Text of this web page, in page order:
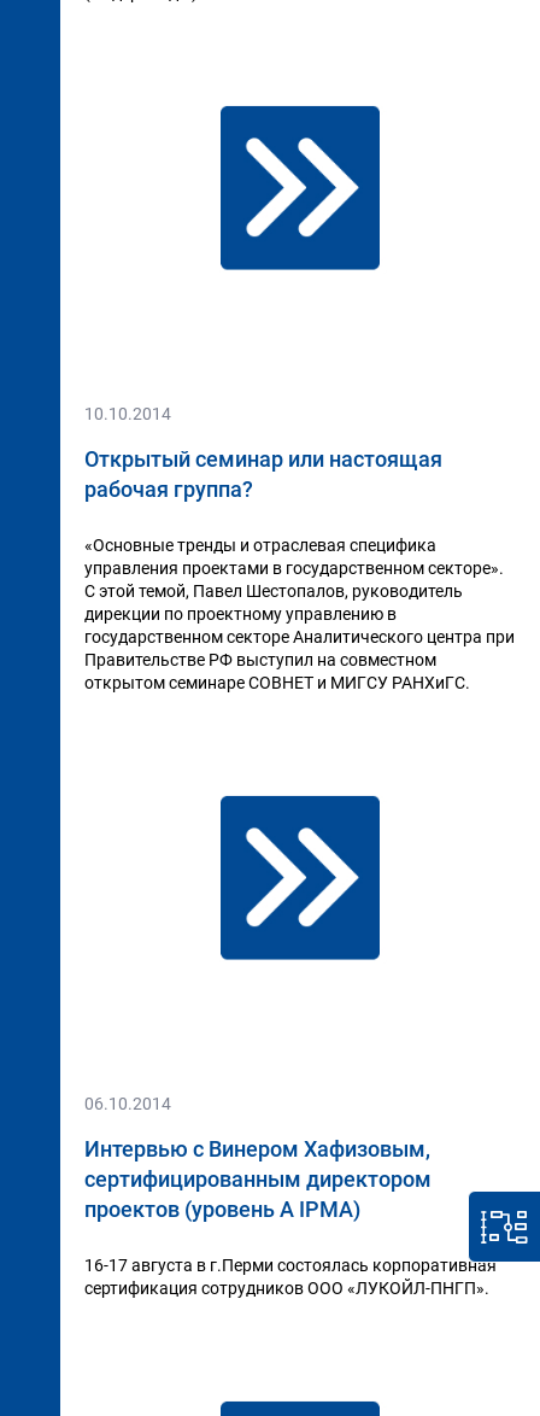
10.10.2014
Открытый семинар или настоящая
рабочая группа?
«Основные тренды и отраслевая специфика
управления проектами в государственном секторе».
С этой темой, Павел Шестопалов, руководитель
дирекции по проектному управлению в
государственном секторе Аналитического центра при
Правительстве РФ выступил на совместном
открытом семинаре СОВНЕТ и МИГСУ РАНХиГС.
06.10.2014
Интервью с Винером Хафизовым,
сертифицированным директором
проектов (уровень А IPMA)
16-17 августа в г.Перми состоялась корпоративная
сертификация сотрудников ООО «ЛУКОЙЛ-ПНГП».